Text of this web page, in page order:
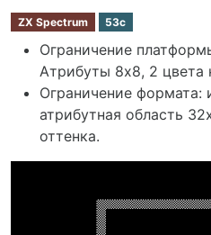
ZX Spectrum 53c
Ограничение
Атрибуты 8x8, 2 цвета
Ограничение формата:
атрибутная область
оттенка.